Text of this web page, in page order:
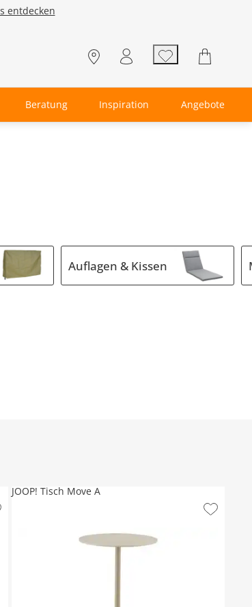
entdecken
Beratung Inspiration Angebote
Auflagen & Kissen
JOOP! Tisch Move A